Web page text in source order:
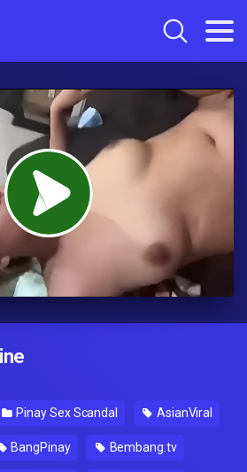
Pinay Sex Scandal AsianViral
BangPinay Bembang.tv